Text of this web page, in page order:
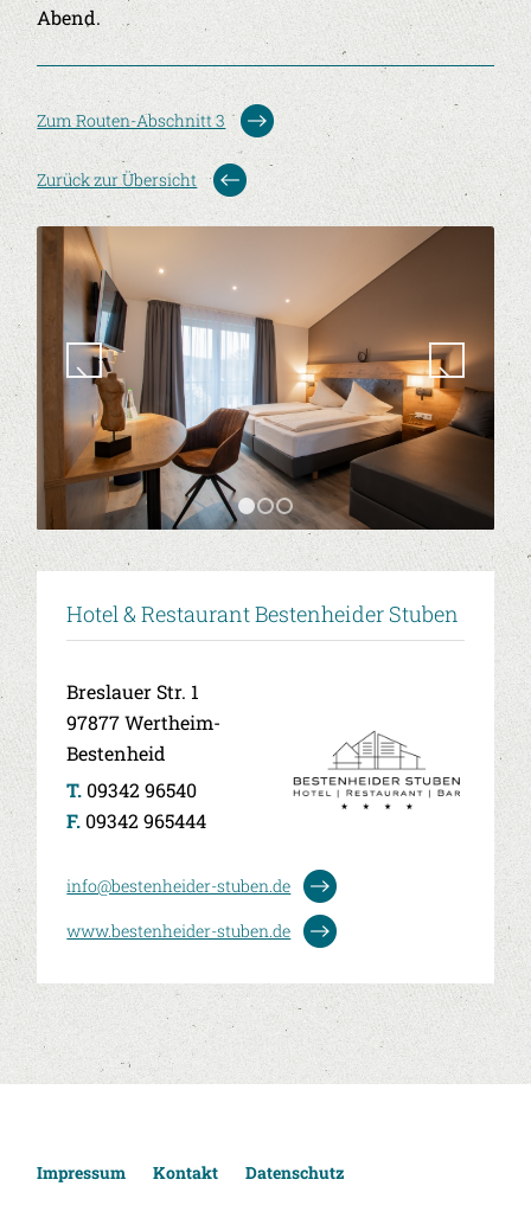
Abend.
Zum Routen-Abschnitt 3
Zurück zur Übersicht
1 3
Hotel & Restaurant Bestenheider Stuben
Breslauer Str. 1
97877 Wertheim-
Bestenheid
T. 09342 96540
F. 09342 965444
info@bestenheider-stuben.de
www.bestenheider-stuben.de
Impressum Kontakt Datenschutz